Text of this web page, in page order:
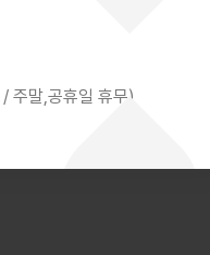
말,공휴일 휴무)